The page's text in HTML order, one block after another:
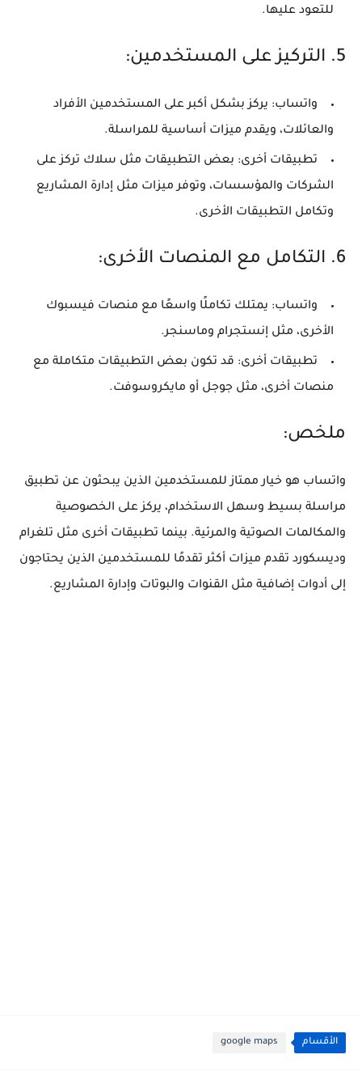
للتعود عليها.
5. التركيز على المستخدمين:
واتساب: يركز بشكل أكبر على المستخدمين الأفراد
والعائلات، ويقدم ميزات أساسية للمراسلة.
تطبيقات أخرى: بعض التطبيقات مثل سلاك تركز على
الشركات والمؤسسات، وتوفر ميزات مثل إدارة المشاريع
وتكامل التطبيقات الأخرى.
6. التكامل مع المنصات الأخرى:
واتساب: يمتلك تكاملًا واسعًا مع منصات فيسبوك
الأخرى، مثل إنستجرام وماسنجر.
تطبيقات أخرى: قد تكون بعض التطبيقات متكاملة مع
منصات أخرى، مثل جوجل أو مايكروسوفت.
ملخص:
واتساب هو خيار ممتاز للمستخدمين الذين يبحثون عن تطبيق
مراسلة بسيط وسهل الاستخدام، يركز على الخصوصية
والمكالمات الصوتية والمرئية. بينما تطبيقات أخرى مثل تلغرام
وديسكورد تقدم ميزات أكثر تقدمًا للمستخدمين الذين يحتاجون
إلى أدوات إضافية مثل القنوات والبوتات وإدارة المشاريع.
الأقسام google maps